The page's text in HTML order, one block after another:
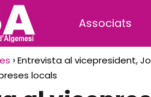
Associats
Entrevista al vicepresident,
locals